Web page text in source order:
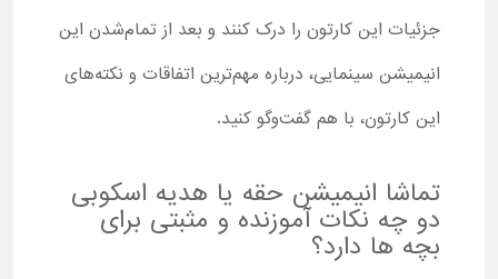
جزئیات این کارتون را درک کنند و بعد از تمام‌شدن این
انیمیشن سینمایی، درباره مهم‌ترین اتفاقات و نکته‌های
این کارتون، با هم گفت‌وگو کنید.
تماشا انیمیشن حقه یا هدیه اسکوبی
دو چه نکات آموزنده و مثبتی برای
بچه ها دارد؟